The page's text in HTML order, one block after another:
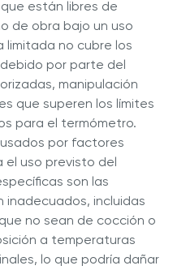
están libres de
de obra bajo un uso
limitada no cubre los
por parte del
manipulación
que superen los límites
para el termómetro.
por factores
el uso previsto del
son las
inadecuados, incluidas
no sean de cocción o
a temperaturas
lo que podría dañar